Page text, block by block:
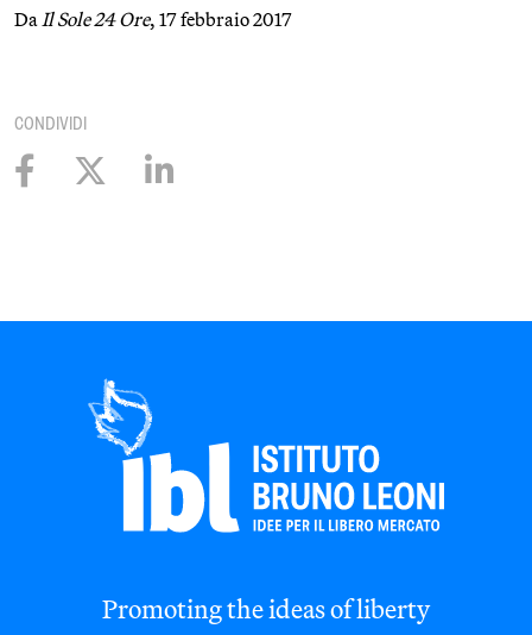
DaIl Sole 24 Ore, 17 febbraio 2017
CONDIVIDI
Promoting the ideas of liberty